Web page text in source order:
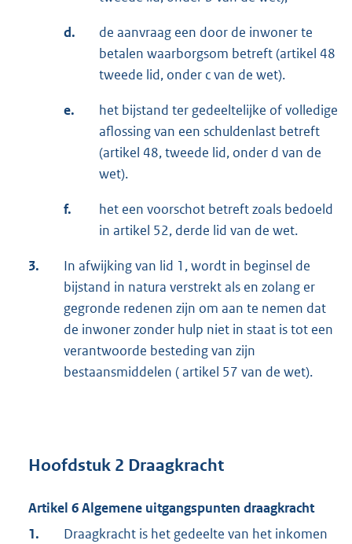
d.
de aanvraag een door de inwoner te
betalen waarborgsom betreft (artikel 48
tweede lid, onder c van de wet).
e.
het bijstand ter gedeeltelijke of volledige
aflossing van een schuldenlast betreft
(artikel 48, tweede lid, onder d van de
wet).
f.
het een voorschot betreft zoals bedoeld
in artikel 52, derde lid van de wet.
3.
In afwijking van lid 1, wordt in beginsel de
bijstand in natura verstrekt als en zolang er
gegronde redenen zijn om aan te nemen dat
de inwoner zonder hulp niet in staat is tot een
verantwoorde besteding van zijn
bestaansmiddelen ( artikel 57 van de wet).
Hoofdstuk 2 Draagkracht
Artikel 6 Algemene uitgangspunten draagkracht
1.
Draagkracht is het gedeelte van het inkomen